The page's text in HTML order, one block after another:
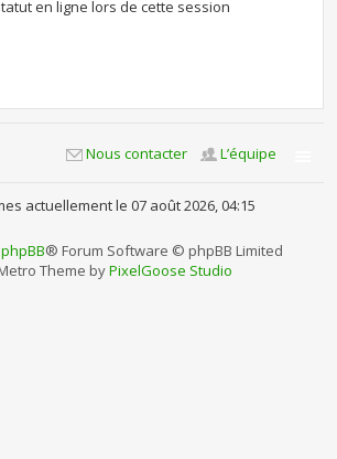
en ligne lors de cette session
L’équipe
Nous contacter
actuellement le 07 août 2026, 04:15
phpBB® Forum Software © phpBB Limited
Theme byPixelGoose Studio